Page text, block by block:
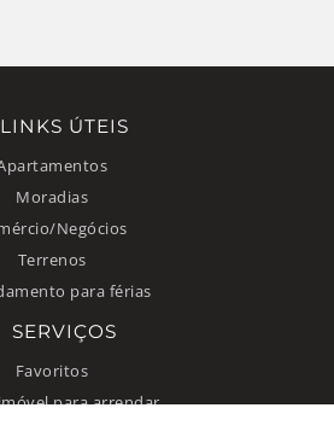
LINKS ÚTEIS
Moradias
Negócios
Terrenos
para férias
SERVIÇOS
Favoritos
para arrendar